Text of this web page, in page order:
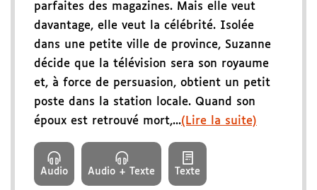
parfaites des magazines. Mais elle veut
davantage, elle veut la célébrité. Isolée
dans une petite ville de province, Suzanne
décide que la télévision sera son royaume
et, à force de persuasion, obtient un petit
poste dans la station locale. Quand son
époux est retrouvé mort,...(Lire la suite)
Audio Audio + Texte Texte